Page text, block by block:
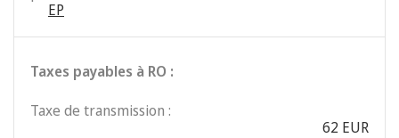
EP
Taxes payables à RO :
Taxe de transmission :
62 EUR